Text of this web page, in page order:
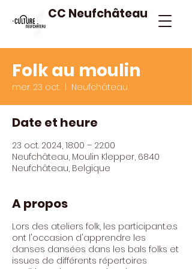
CC Neufchâteau
Folk au moulin
mer. 23 oct. Neufchâteau
Date et heure
23 oct. 2024, 18:00 – 22:00
Neufchâteau, Moulin Klepper, 6840
Neufchâteau, Belgique
A propos
Lors des ateliers folk, les participant.e.s
ont l'occasion d'apprendre les
danses dansées dans les bals folks et
issues de différents répertoires